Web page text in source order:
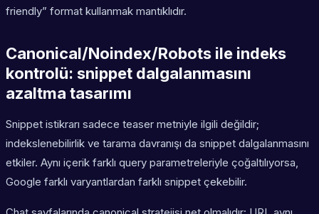
friendly” format kullanmak mantıklıdır.
Canonical/Noindex/Robots ile indeks
kontrolü: snippet dalgalanmasını
azaltma tasarımı
Snippet istikrarı sadece teaser metniyle ilgili değildir;
indekslenebilirlik ve tarama davranışı da snippet dalgalanmasını
etkiler. Aynı içerik farklı query parametreleriyle çoğaltılıyorsa,
Google farklı varyantlardan farklı snippet çekebilir.